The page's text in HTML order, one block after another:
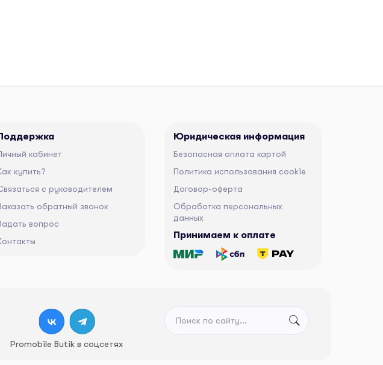
кабинет
купить?
с руководителем
обратный звонок
вопрос
Юридическая информация
Безопасная оплата картой
Политика использования cookie
Договор-оферта
Обработка персональных
данных
Принимаем к оплате
Promobile Butik в соцсетях